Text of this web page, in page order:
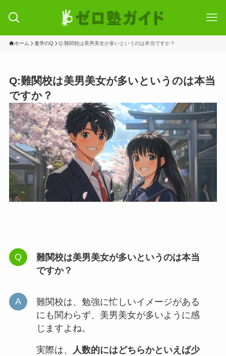
ホーム 進学のQ Q:難関校は美男美女が多いというのは本当ですか？
Q:難関校は美男美女が多いというのは本当
ですか？
難関校は美男美女が多いというのは本当
ですか？
難関校は、勉強に忙しいイメージがある
にも関わらず、美男美女が多いように感
じますよね。
実際は、
人数的にはどちらかといえば少